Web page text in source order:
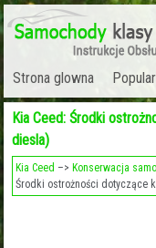
Strona glowna
Kia Ceed: Środki
diesla)
Kia Ceed –> Konserwacja
Środki ostrożności dotyczące